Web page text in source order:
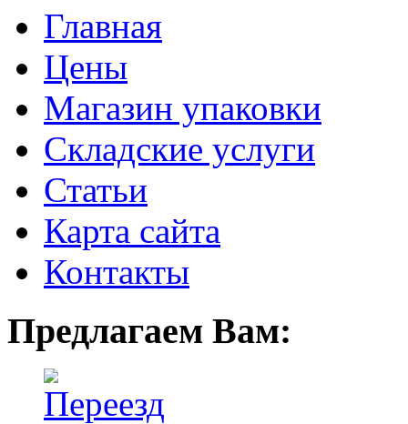
Главная
Цены
Магазин упаковки
Складские услуги
Статьи
Карта сайта
Контакты
Предлагаем Вам: